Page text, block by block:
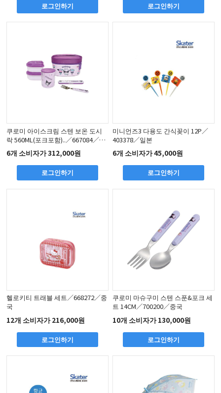
로그인하기 로그인하기
쿠로미 아이스크림 스텐 보온 도시
락 560ML(포크포함)..／667084／중
6개 소비자가 312,000원
로그인하기
미니언즈3 다용도 간식꽂이 12P／
403378／일본
6개 소비자가 45,000원
로그인하기
헬로키티 트래블 세트／668272／중
국
12개 소비자가 216,000원
로그인하기
쿠로미 마슈구미 스텐 스푼&포크 세
트 14CM／700200／중국
10개 소비자가 130,000원
로그인하기